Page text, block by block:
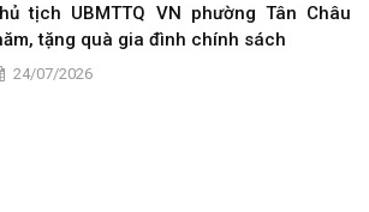
tịch UBMTTQ VN phường Tân Châu
tặng quà gia đình chính sách
24/07/2026